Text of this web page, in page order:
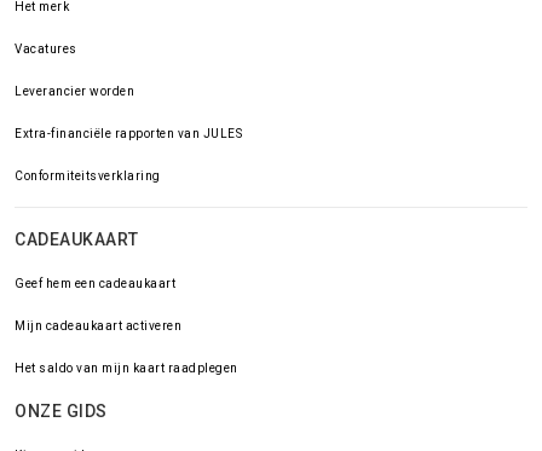
Het merk
Vacatures
Leverancier worden
Extra-financiële rapporten van JULES
Conformiteitsverklaring
CADEAUKAART
Geef hem een cadeaukaart
Mijn cadeaukaart activeren
Het saldo van mijn kaart raadplegen
ONZE GIDS